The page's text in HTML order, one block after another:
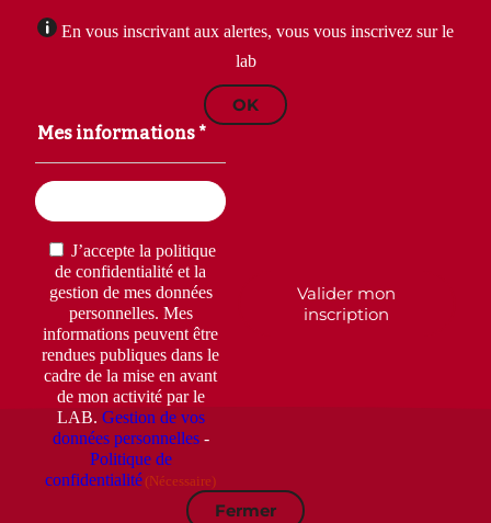
En vous inscrivant aux alertes, vous vous inscrivez sur le
lab
OK
Mes informations *
Email
RGPD(Nécessaire)
J’accepte la politique
de confidentialité et la
gestion de mes données
personnelles. Mes
informations peuvent être
rendues publiques dans le
cadre de la mise en avant
de mon activité par le
LAB. Gestion de vos
données personnelles-
Politique de
confidentialité (Nécessaire)
Valider mon
inscription
Fermer